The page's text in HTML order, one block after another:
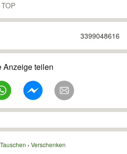
3399048616
Anzeige teilen
Verschenken